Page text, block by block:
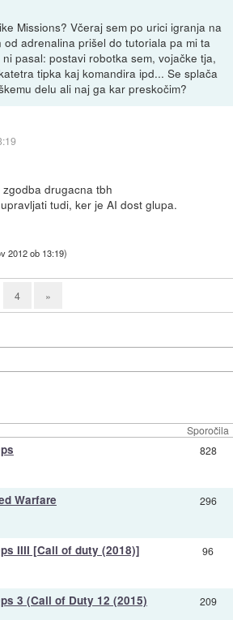
Missions? Včeraj sem po urici igranja na
adrenalina prišel do tutoriala pa mi ta
pasal: postavi robotka sem, vojačke tja,
tipka kaj komandira ipd... Se splača
delu ali naj ga kar preskočim?
drugacna tbh
tudi, ker je AI dost glupa.
2012 ob 13:19)
4 »
Sporočila
828
Warfare 296
IIII [Call of duty (2018)] 96
3 (Call of Duty 12 (2015) 209